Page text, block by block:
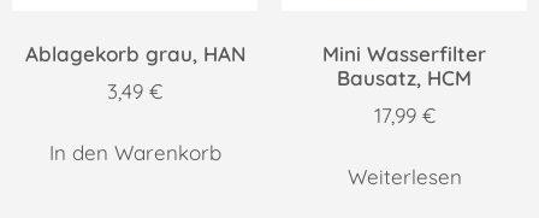
Ablagekorb grau, HAN
3,49 €
In den Warenkorb
Mini Wasserfilter
Bausatz, HCM
17,99 €
Weiterlesen